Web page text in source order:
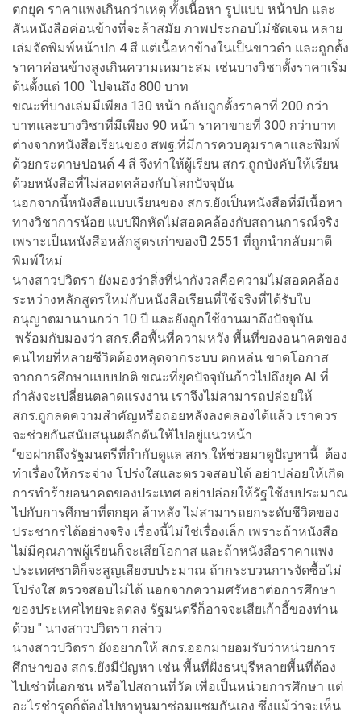
ตกยุค ราคาแพงเกินกว่าเหตุ ทั้งเนื้อหา รูปแบบ หน้าปก และ
สันหนังสือค่อนข้างที่จะล้าสมัย ภาพประกอบไม่ชัดเจน หลาย
เล่มจัดพิมพ์หน้าปก 4 สี แต่เนื้อหาข้างในเป็นขาวดำ และถูกตั้ง
ราคาค่อนข้างสูงเกินความเหมาะสม เช่นบางวิชาตั้งราคาเริ่ม
ต้นตั้งแต่ 100 ไปจนถึง 800 บาท
ขณะที่บางเล่มมีเพียง 130 หน้า กลับถูกตั้งราคาที่ 200 กว่า
บาทและบางวิชาที่มีเพียง 90 หน้า ราคาขายที่ 300 กว่าบาท
ต่างจากหนังสือเรียนของ สพฐ.ที่มีการควบคุมราคาและพิมพ์
ด้วยกระดาษปอนด์ 4 สี จึงทำให้ผู้เรียน สกร.ถูกบังคับให้เรียน
ด้วยหนังสือที่ไม่สอดคล้องกับโลกปัจจุบัน
นอกจากนี้หนังสือแบบเรียนของ สกร.ยังเป็นหนังสือที่มีเนื้อหา
ทางวิชาการน้อย แบบฝึกหัดไม่สอดคล้องกับสถานการณ์จริง
เพราะเป็นหนังสือหลักสูตรเก่าของปี 2551 ที่ถูกนำกลับมาตี
พิมพ์ใหม่
นางสาวปวิตรา ยังมองว่าสิ่งที่น่ากังวลคือความไม่สอดคล้อง
ระหว่างหลักสูตรใหม่กับหนังสือเรียนที่ใช้จริงที่ได้รับใบ
อนุญาตมานานกว่า 10 ปี และยังถูกใช้งานมาถึงปัจจุบัน
พร้อมกับมองว่า สกร.คือพื้นที่ความหวัง พื้นที่ของอนาคตของ
คนไทยที่หลายชีวิตต้องหลุดจากระบบ ตกหล่น ขาดโอกาส
จากการศึกษาแบบปกติ ขณะที่ยุคปัจจุบันก้าวไปถึงยุค AI ที่
กำลังจะเปลี่ยนตลาดแรงงาน เราจึงไม่สามารถปล่อยให้
สกร.ถูกลดความสำคัญหรือถอยหลังลงคลองได้แล้ว เราควร
จะช่วยกันสนับสนุนผลักดันให้ไปอยู่แนวหน้า
“ขอฝากถึงรัฐมนตรีที่กำกับดูแล สกร.ให้ช่วยมาดูปัญหานี้ ต้อง
ทำเรื่องให้กระจ่าง โปร่งใสและตรวจสอบได้ อย่าปล่อยให้เกิด
การทำร้ายอนาคตของประเทศ อย่าปล่อยให้รัฐใช้งบประมาณ
ไปกับการศึกษาที่ตกยุค ล้าหลัง ไม่สามารถยกระดับชีวิตของ
ประชากรได้อย่างจริง เรื่องนี้ไม่ใช่เรื่องเล็ก เพราะถ้าหนังสือ
ไม่มีคุณภาพผู้เรียนก็จะเสียโอกาส และถ้าหนังสือราคาแพง
ประเทศชาติก็จะสูญเสียงบประมาณ ถ้ากระบวนการจัดซื้อไม่
โปร่งใส ตรวจสอบไม่ได้ นอกจากความศรัทธาต่อการศึกษา
ของประเทศไทยจะลดลง รัฐมนตรีก็อาจจะเสียเก้าอี้ของท่าน
ด้วย " นางสาวปวิตรา กล่าว
นางสาวปวิตรา ยังอยากให้ สกร.ออกมายอมรับว่าหน่วยการ
ศึกษาของ สกร.ยังมีปัญหา เช่น พื้นที่ฝั่งธนบุรีหลายพื้นที่ต้อง
ไปเช่าที่เอกชน หรือไปสถานที่วัด เพื่อเป็นหน่วยการศึกษา แต่
อะไรชำรุดก็ต้องไปหาทุนมาซ่อมแซมกันเอง ซึ่งแม้ว่าจะเห็น